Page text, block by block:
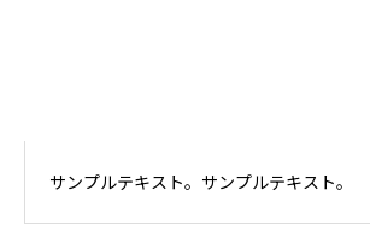
サンプルテキスト。サンプルテキスト。